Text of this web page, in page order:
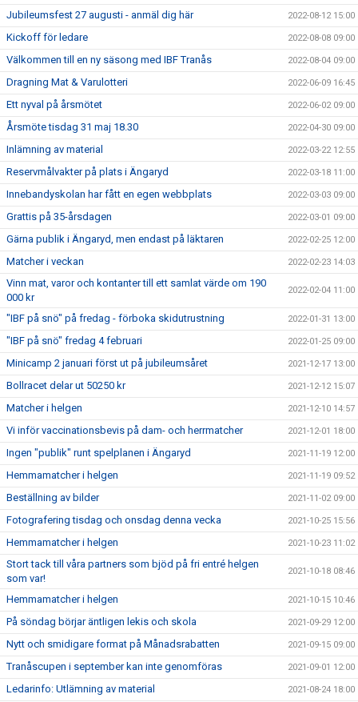
Jubileumsfest 27 augusti - anmäl dig här 2022-08-12 15:00
Kickoff för ledare 2022-08-08 09:00
Välkommen till en ny säsong med IBF Tranås 2022-08-04 09:00
Dragning Mat & Varulotteri 2022-06-09 16:45
Ett nyval på årsmötet 2022-06-02 09:00
Årsmöte tisdag 31 maj 18.30 2022-04-30 09:00
Inlämning av material 2022-03-22 12:55
Reservmålvakter på plats i Ängaryd 2022-03-18 11:00
Innebandyskolan har fått en egen webbplats 2022-03-03 09:00
Grattis på 35-årsdagen 2022-03-01 09:00
Gärna publik i Ängaryd, men endast på läktaren 2022-02-25 12:00
Matcher i veckan 2022-02-23 14:03
Vinn mat, varor och kontanter till ett samlat värde om 190
000 kr
2022-02-04 11:00
"IBF på snö" på fredag - förboka skidutrustning 2022-01-31 13:00
"IBF på snö" fredag 4 februari 2022-01-25 09:00
Minicamp 2 januari först ut på jubileumsåret 2021-12-17 13:00
Bollracet delar ut 50250 kr 2021-12-12 15:07
Matcher i helgen 2021-12-10 14:57
Vi inför vaccinationsbevis på dam- och herrmatcher 2021-12-01 18:00
Ingen "publik" runt spelplanen i Ängaryd 2021-11-19 12:00
Hemmamatcher i helgen 2021-11-19 09:52
Beställning av bilder 2021-11-02 09:00
Fotografering tisdag och onsdag denna vecka 2021-10-25 15:56
Hemmamatcher i helgen 2021-10-23 11:02
Stort tack till våra partners som bjöd på fri entré helgen
som var!
2021-10-18 08:46
Hemmamatcher i helgen 2021-10-15 10:46
På söndag börjar äntligen lekis och skola 2021-09-29 12:00
Nytt och smidigare format på Månadsrabatten 2021-09-15 09:00
Tranåscupen i september kan inte genomföras 2021-09-01 12:00
Ledarinfo: Utlämning av material 2021-08-24 18:00